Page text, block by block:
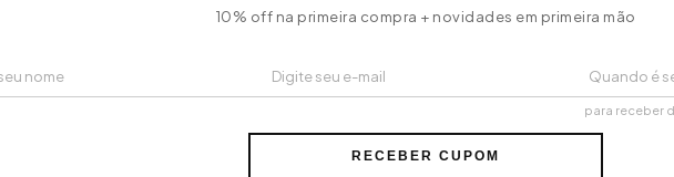
10% off na primeira compra + novidades em primeira mão
para receber
RECEBER CUPOM